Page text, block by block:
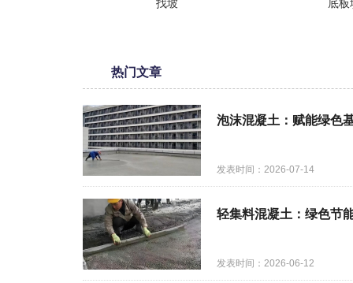
找坡 底板
热门文章
泡沫混凝土：赋能绿色
发表时间：2026-07-14
轻集料混凝土：绿色节
发表时间：2026-06-12